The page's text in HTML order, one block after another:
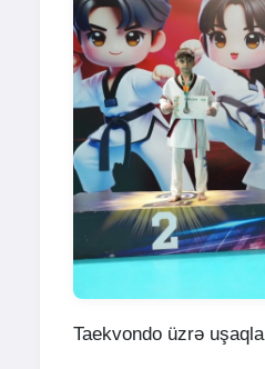
Taekvondo üzrə